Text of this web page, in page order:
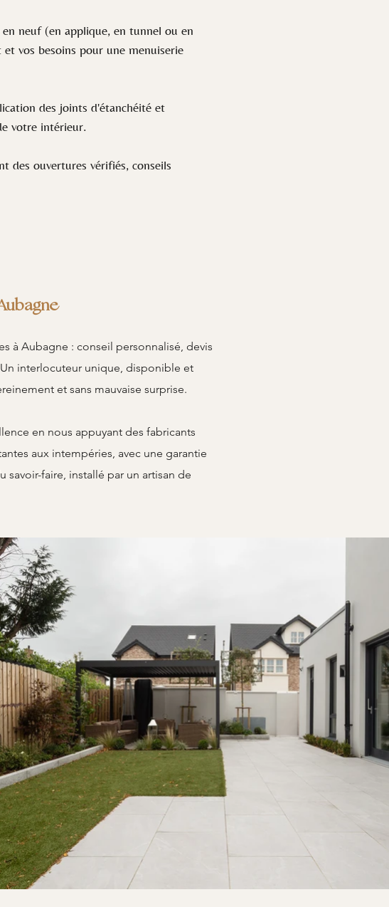
neuf (en applique, en tunnel ou en
vos besoins pour une menuiserie
des joints d'étanchéité et
votre intérieur.
ouvertures vérifiés, conseils
à Aubagne : conseil personnalisé, devis
interlocuteur unique, disponible et
et sans mauvaise surprise.
en nous appuyant des fabricants
aux intempéries, avec une garantie
faire, installé par un artisan de